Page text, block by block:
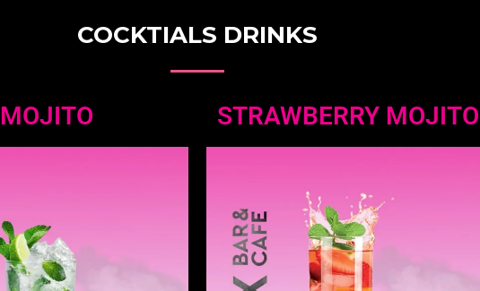
COCKTIALS DRINKS
MOJITO STRAWBERRY MOJITO